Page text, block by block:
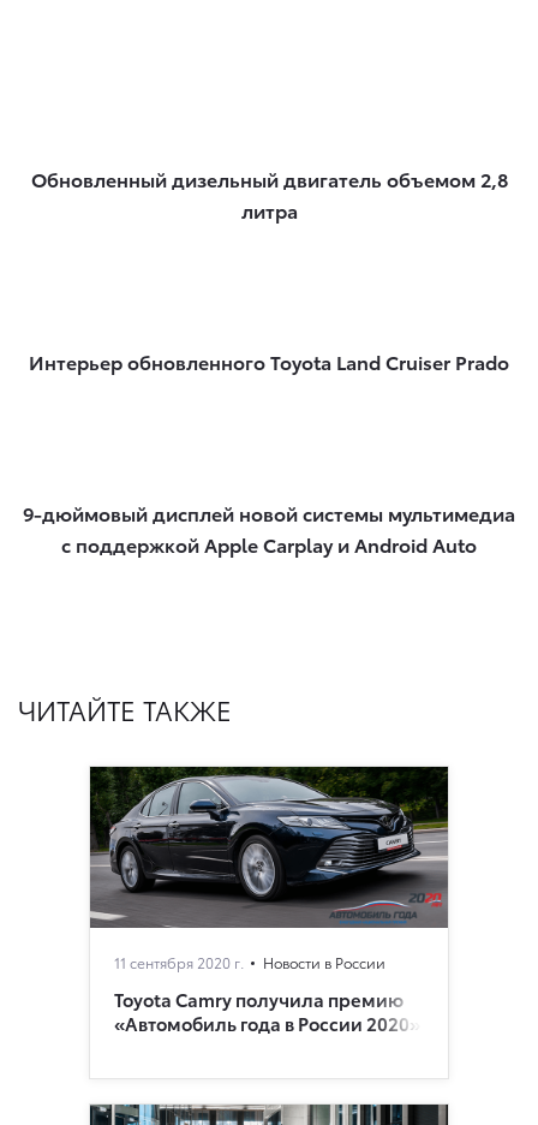
Обновленный дизельный двигатель объемом 2,8
литра
Интерьер обновленного Toyota Land Cruiser Prado
9-дюймовый дисплей новой системы мультимедиа
с поддержкой Apple Carplay и Android Auto​
ЧИТАЙТЕ ТАКЖЕ
11 сентября 2020 г. Новости в России
Toyota Camry получила премию
«Автомобиль года в России 2020»